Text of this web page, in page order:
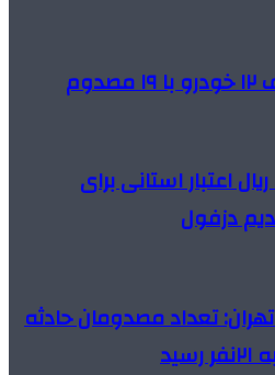
ریال اعتبار استانی برای
دزفول
تعداد مصدومان حادثه